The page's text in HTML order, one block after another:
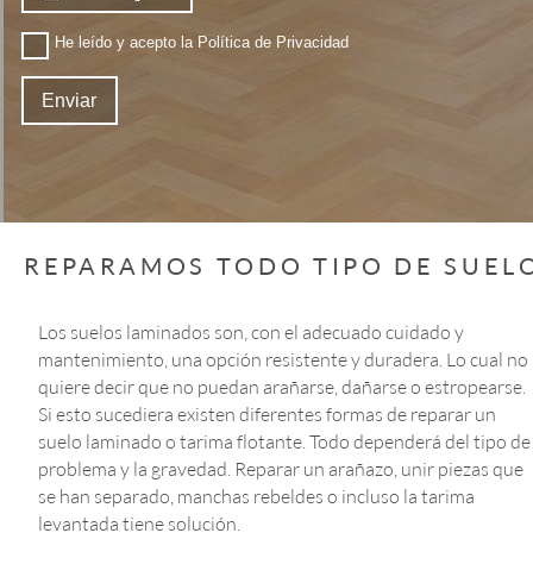
REPARAMOS TODO TIPO DE
Los suelos laminados son, con el adecuado cuidado y
mantenimiento, una opción resistente y duradera. Lo cual no
quiere decir que no puedan arañarse, dañarse o estropearse.
Si esto sucediera existen diferentes formas de reparar un
suelo laminado o tarima flotante. Todo dependerá del tipo de
problema y la gravedad. Reparar un arañazo, unir piezas que
se han separado, manchas rebeldes o incluso la tarima
levantada tiene solución.
He leído y acepto la Política de Privacidad
Enviar